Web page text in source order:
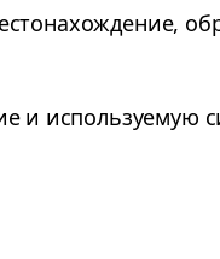
и используемую